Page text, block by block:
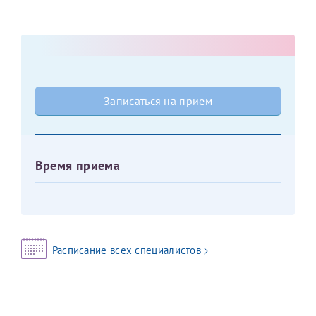
Записаться на прием
Время приема
Расписание всех специалистов
Оставить отзыв
Записаться на прием
Для предоставления в налоговые органы Российской